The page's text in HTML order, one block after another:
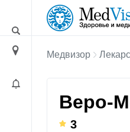
Медвизор
Веро-
3